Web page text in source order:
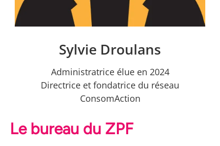
Sylvie Droulans
Administratrice élue en 2024
Directrice et fondatrice du réseau
ConsomAction
Le bureau du ZPF